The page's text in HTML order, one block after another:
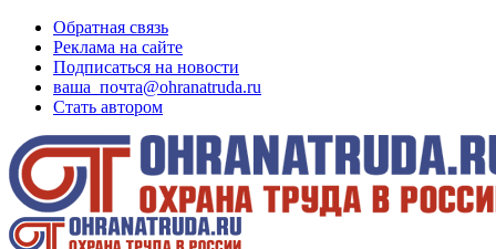
Обратная связь
Реклама на сайте
Подписаться на новости
ваша_почта@ohranatruda.ru
Стать автором